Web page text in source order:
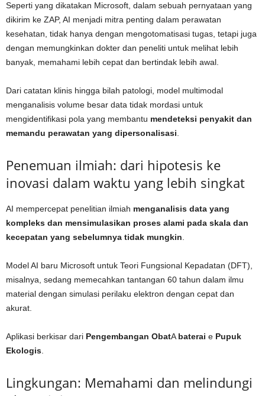
Seperti yang dikatakan Microsoft, dalam sebuah pernyataan yang
dikirim ke ZAP, AI menjadi mitra penting dalam perawatan
kesehatan, tidak hanya dengan mengotomatisasi tugas, tetapi juga
dengan memungkinkan dokter dan peneliti untuk melihat lebih
banyak, memahami lebih cepat dan bertindak lebih awal.
Dari catatan klinis hingga bilah patologi, model multimodal
menganalisis volume besar data tidak mordasi untuk
mengidentifikasi pola yang membantu mendeteksi penyakit dan
memandu perawatan yang dipersonalisasi
Penemuan ilmiah: dari hipotesis ke
inovasi dalam waktu yang lebih singkat
AI mempercepat penelitian ilmiah menganalisis data yang
kompleks dan mensimulasikan proses alami pada skala dan
kecepatan yang sebelumnya tidak mungkin
Model AI baru Microsoft untuk Teori Fungsional Kepadatan (DFT),
misalnya, sedang memecahkan tantangan 60 tahun dalam ilmu
material dengan simulasi perilaku elektron dengan cepat dan
akurat.
Aplikasi berkisar dari Pengembangan ObatA baterai e Pupuk
Ekologis
Lingkungan: Memahami dan melindungi